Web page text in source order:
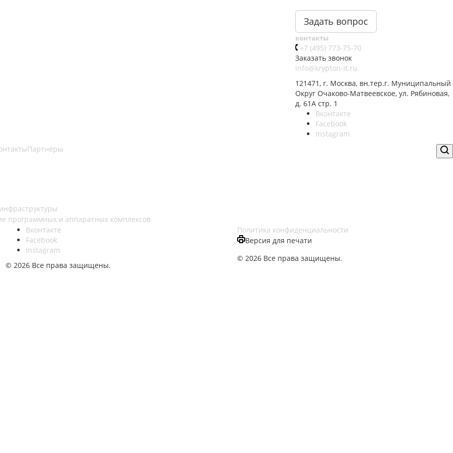
Задать вопрос
контакты
+7 (495) 773-75-70
Заказать звонок
info@krypton-it.ru
121471, г. Москва, вн.тер.г. Муниципальный
Округ Очаково-Матвеевское, ул. Рябиновая,
д. 61А стр. 1
Вконтакте
Facebook
Instagram
Партнёры
программных и аппаратных комплексов
Вконтакте
Facebook
Instagram
© 2026 Все права защищены.
Политика конфиденциальности
Версия для печати
© 2026 Все права защищены.